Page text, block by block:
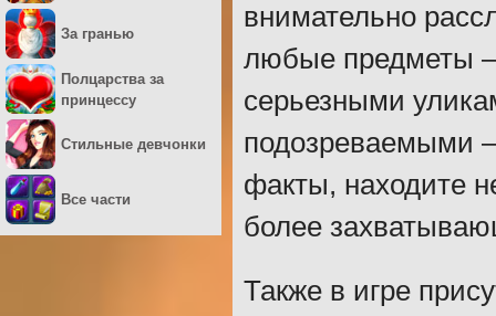
внимательно
любые предметы –
серьезными
подозреваемыми –
факты, находите
более
Также в игре
За гранью
Полцарства за
принцессу
Стильные девчонки
Все части